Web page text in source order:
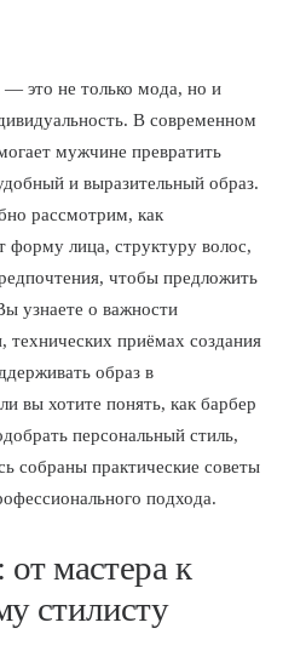
это не только мода, но и
В современном
мужчине превратить
и выразительный образ.
рассмотрим, как
форму лица, структуру волос,
чтобы предложить
узнаете о важности
технических приёмах создания
образ в
вы хотите понять, как барбер
персональный стиль,
собраны практические советы
подхода.
от мастера к
стилисту